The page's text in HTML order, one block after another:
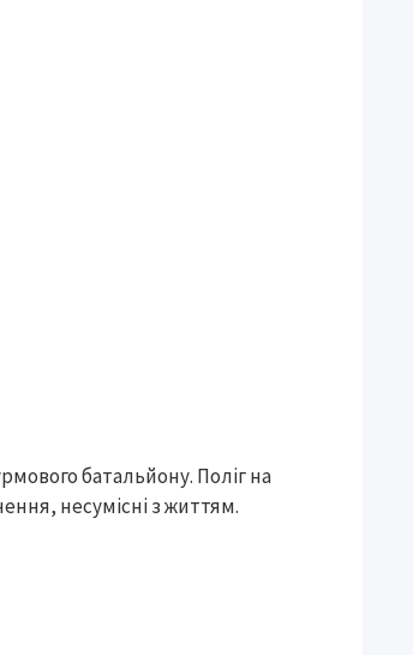
батальйону. Поліг на
несумісні з життям.